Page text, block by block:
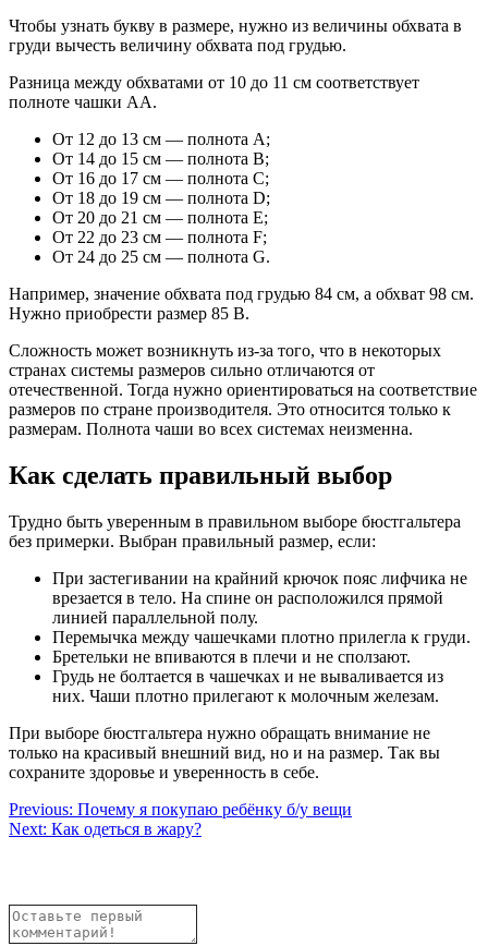
Чтобы узнать букву в размере, нужно из величины обхвата в
груди вычесть величину обхвата под грудью.
Разница между обхватами от 10 до 11 см соответствует
полноте чашки AA.
От 12 до 13 см — полнота A;
От 14 до 15 см — полнота B;
От 16 до 17 см — полнота C;
От 18 до 19 см — полнота D;
От 20 до 21 см — полнота E;
От 22 до 23 см — полнота F;
От 24 до 25 см — полнота G.
Например, значение обхвата под грудью 84 см, а обхват 98 см.
Нужно приобрести размер 85 B.
Сложность может возникнуть из-за того, что в некоторых
странах системы размеров сильно отличаются от
отечественной. Тогда нужно ориентироваться на соответствие
размеров по стране производителя. Это относится только к
размерам. Полнота чаши во всех системах неизменна.
Как сделать правильный выбор
Трудно быть уверенным в правильном выборе бюстгальтера
без примерки. Выбран правильный размер, если:
При застегивании на крайний крючок пояс лифчика не
врезается в тело. На спине он расположился прямой
линией параллельной полу.
Перемычка между чашечками плотно прилегла к груди.
Бретельки не впиваются в плечи и не сползают.
Грудь не болтается в чашечках и не вываливается из
них. Чаши плотно прилегают к молочным железам.
При выборе бюстгальтера нужно обращать внимание не
только на красивый внешний вид, но и на размер. Так вы
сохраните здоровье и уверенность в себе.
Навигация
по
Previous: Почему я покупаю ребёнку б/у вещи
Next: Как одеться в жару?